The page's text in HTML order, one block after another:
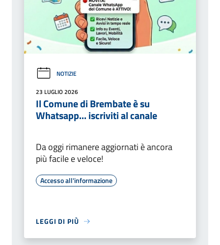
NOTIZIE
23 LUGLIO 2026
Il Comune di Brembate è su
Whatsapp... iscriviti al canale
Da oggi rimanere aggiornati è ancora
più facile e veloce!
Accesso all'informazione
LEGGI DI PIÙ